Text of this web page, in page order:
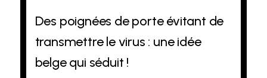
Des poignées de porte évitant de
transmettre le virus : une idée
belge qui séduit !